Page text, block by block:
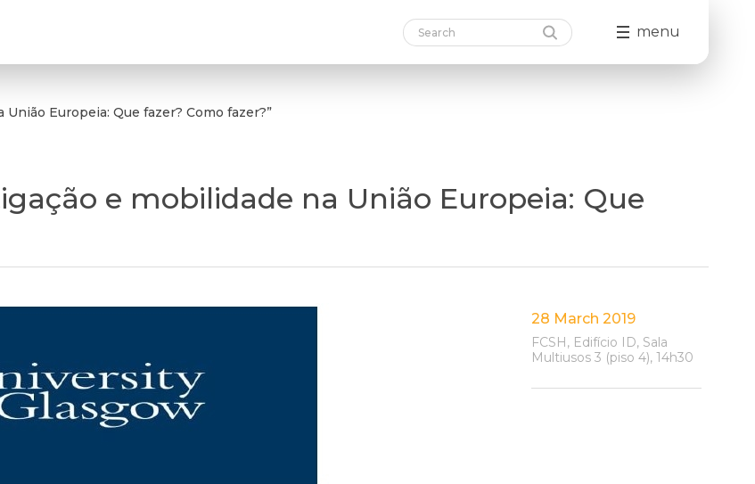
menu
Europeia: Que fazer? Como fazer?”
e mobilidade na União Europeia: Que
28 March 2019
FCSH, Edifício ID, Sala
Multiusos 3 (piso 4), 14h30